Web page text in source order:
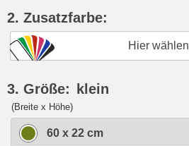
2. Zusatzfarbe:
Hier wählen
3. Größe: klein
(Breite x Höhe)
60 x 22 cm